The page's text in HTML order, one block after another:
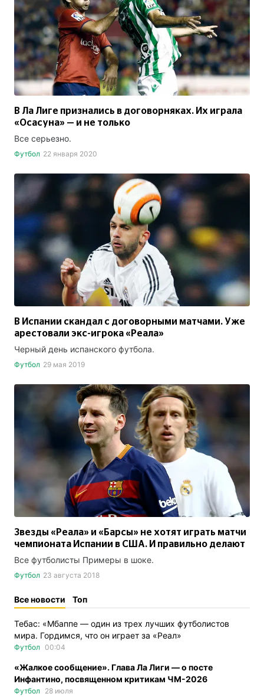
В Ла Лиге признались в договорняках. Их играла
«Осасуна» — и не только
Все серьезно.
Футбол 22 января 2020
В Испании скандал с договорными матчами. Уже
арестовали экс-игрока «Реала»
Черный день испанского футбола.
Футбол 29 мая 2019
Звезды «Реала» и «Барсы» не хотят играть матчи
чемпионата Испании в США. И правильно делают
Все футболисты Примеры в шоке.
Футбол 23 августа 2018
Все новости Топ
Тебас: «Мбаппе — один из трех лучших футболистов
мира. Гордимся, что он играет за «Реал»
Футбол 00:04
«Жалкое сообщение». Глава Ла Лиги — о посте
Инфантино, посвященном критикам ЧМ-2026
Футбол 28 июля